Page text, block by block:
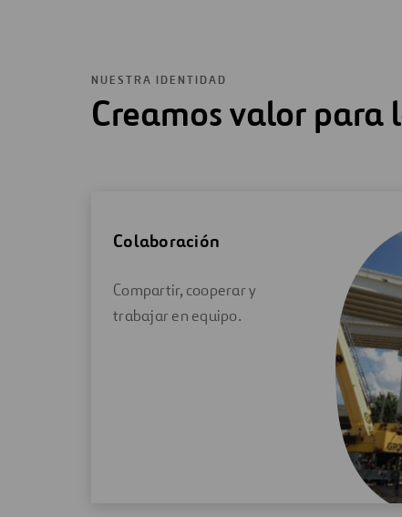
NUESTRA IDENTIDAD
Creamos valor para
Colaboración
Compartir, cooperar y
trabajar en equipo.